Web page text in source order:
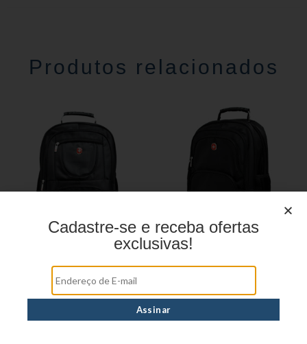
Produtos relacionados
YS28043
YS28044
Cadastre-se e receba ofertas
exclusivas!